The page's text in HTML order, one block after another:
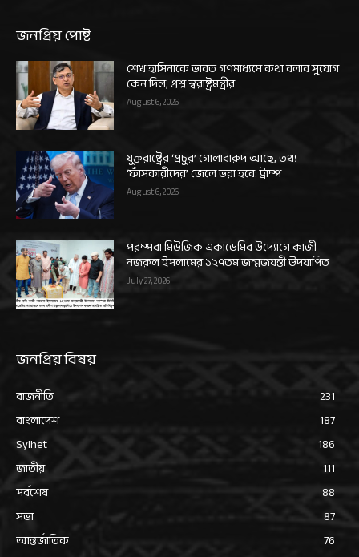
জনপ্রিয় পোষ্ট
শেখ হাসিনাকে ভারত গণমাধ্যমে কথা বলার সুযোগ
কেন দিল, প্রশ্ন স্বরাষ্ট্রমন্ত্রীর
August 6, 2026
যুক্তরাষ্ট্রের ‘প্রচুর’ গোলাবারুদ আছে, তথ্য
‘ফাঁসকারীদের’ জেলে ভরা হবে: ট্রাম্প
August 6, 2026
পরম্পরা মিউজিক একাডেমির উদ্যোগে কাজী
নজরুল ইসলামের ১২৭তম জন্মজয়ন্তী উদযাপিত
July 27, 2026
জনপ্রিয় বিষয়
রাজনীতি
231
বাংলাদেশ
187
Sylhet
186
জাতীয়
111
সর্বশেষ
88
সভা
87
আন্তর্জাতিক
76